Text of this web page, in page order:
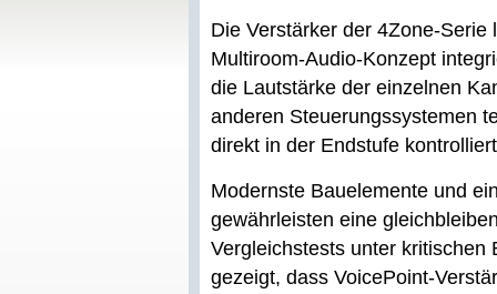
Die Verstärker der 4Zone-
Multiroom-Audio-Konzept
die Lautstärke der einzelnen
anderen Steuerungssystemen
direkt in der Endstufe
Modernste Bauelemente und
gewährleisten eine
Vergleichstests unter kritischen
gezeigt, dass VoicePoint-